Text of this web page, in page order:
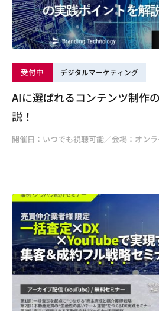
受付中 デジタルマーケティング
AIに選ばれるコンテンツ制作
説！
開催日：いつでも視聴可能／会場：オン